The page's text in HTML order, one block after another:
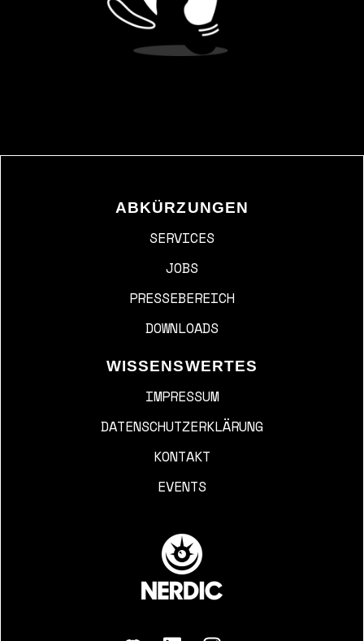
ABKÜRZUNGEN
SERVICES
JOBS
PRESSEBEREICH
DOWNLOADS
WISSENSWERTES
IMPRESSUM
DATENSCHUTZERKLÄRUNG
KONTAKT
EVENTS